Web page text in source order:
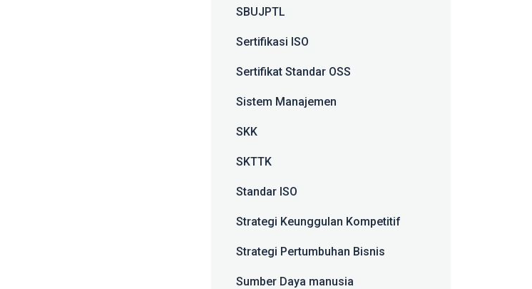
SBUJPTL
Sertifikasi ISO
Sertifikat Standar OSS
Sistem Manajemen
SKK
SKTTK
Standar ISO
Strategi Keunggulan Kompetitif
Strategi Pertumbuhan Bisnis
Sumber Daya manusia